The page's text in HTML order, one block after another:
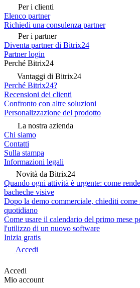
Per i clienti
Elenco partner
Richiedi una consulenza partner
Per i partner
Diventa partner di Bitrix24
Partner login
Perché Bitrix24
Vantaggi di Bitrix24
Perché Bitrix24?
Recensioni dei clienti
Confronto con altre soluzioni
Personalizzazione del prodotto
La nostra azienda
Chi siamo
Contatti
Sulla stampa
Informazioni legali
Novità da Bitrix24
Quando ogni attività è urgente: come
bacheche visive
Dopo la demo commerciale, chiediti
quotidiano
Come usare il calendario del primo mese
l'utilizzo di un nuovo software
Inizia gratis
Accedi
Accedi
Mio account